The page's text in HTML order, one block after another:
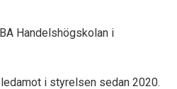
Handelshögskolan i
i styrelsen sedan 2020.